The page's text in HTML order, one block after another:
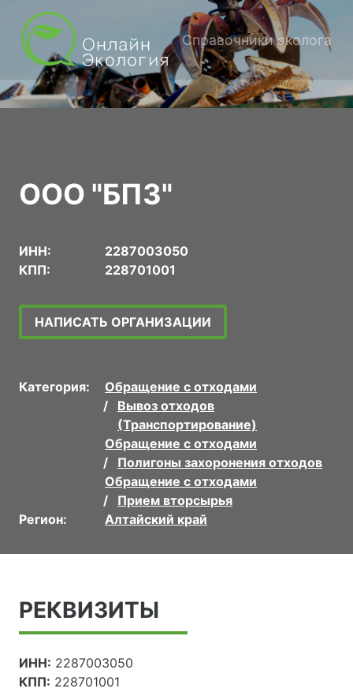
Справочники эколога
ООО "БПЗ"
ИНН:
2287003050
КПП:
228701001
НАПИСАТЬ ОРГАНИЗАЦИИ
Категория:
Обращение с отходами
Вывоз отходов
(Транспортирование)
Обращение с отходами
Полигоны захоронения отходов
Обращение с отходами
Прием вторсырья
Регион:
Алтайский край
РЕКВИЗИТЫ
ИНН: 2287003050
КПП: 228701001